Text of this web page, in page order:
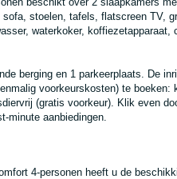
stoelen, tafels, flatscreen TV,
waterkoker, koffiezetapparaat,
berging en 1 parkeerplaats. De
voorkeurskosten) te boeken:
(gratis voorkeur). Klik even
minute aanbiedingen.
4-personen heeft u de